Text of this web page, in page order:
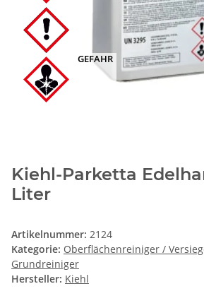
GEFAHR
Kiehl-Parketta
Liter
Artikelnummer: 2124
Kategorie: Oberflächenreiniger /
Grundreiniger
Hersteller: Kiehl